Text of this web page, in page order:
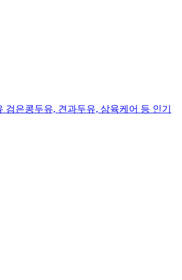
검은콩두유, 견과두유, 삼육케어 등 인기